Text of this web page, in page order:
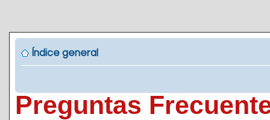
Índice general
Preguntas